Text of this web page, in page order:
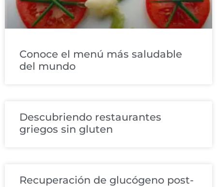
Conoce el menú más saludable
del mundo
Descubriendo restaurantes
griegos sin gluten
Recuperación de glucógeno post-